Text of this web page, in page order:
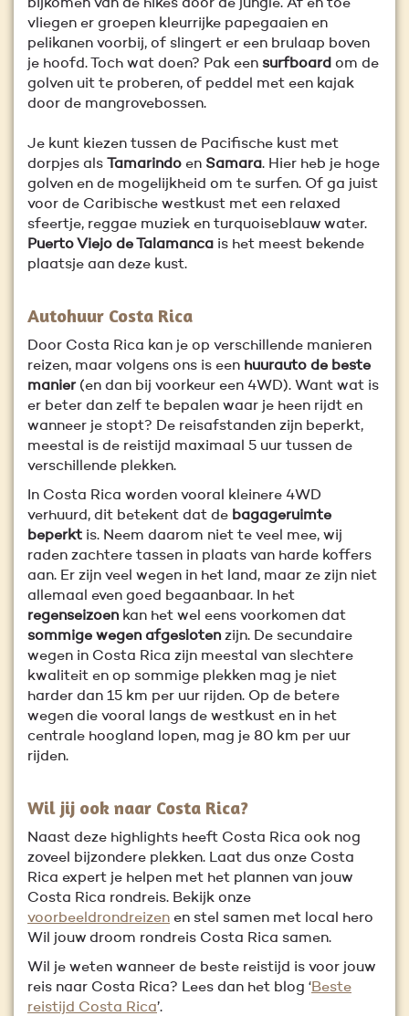
bijkomen van de hikes door de jungle. Af en toe
vliegen er groepen kleurrijke papegaaien en
pelikanen voorbij, of slingert er een brulaap boven
je hoofd. Toch wat doen? Pak een surfboard om de
golven uit te proberen, of peddel met een kajak
door de mangrovebossen.
Je kunt kiezen tussen de Pacifische kust met
dorpjes als
Tamarindo en Samara. Hier heb je hoge
golven en de mogelijkheid om te surfen. Of ga juist
voor de Caribische westkust met een relaxed
sfeertje, reggae muziek en turquoiseblauw water.
Puerto Viejo de Talamanca is het meest bekende
plaatsje aan deze kust.
Autohuur Costa Rica
Door Costa Rica kan je op verschillende manieren
reizen, maar volgens ons is een huurauto de beste
manier(en dan bij voorkeur een 4WD). Want wat is
er beter dan zelf te bepalen waar je heen rijdt en
wanneer je stopt? De reisafstanden zijn beperkt,
meestal is de reistijd maximaal 5 uur tussen de
verschillende plekken.
In Costa Rica worden vooral kleinere 4WD
verhuurd, dit betekent dat de bagageruimte
beperkt is. Neem daarom niet te veel mee, wij
raden zachtere tassen in plaats van harde koffers
aan. Er zijn veel wegen in het land, maar ze zijn niet
allemaal even goed begaanbaar. In het
regenseizoenkan het wel eens voorkomen dat
sommige wegen afgeslotenzijn. De secundaire
wegen in Costa Rica zijn meestal van slechtere
kwaliteit en op sommige plekken mag je niet
harder dan 15 km per uur rijden. Op de betere
wegen die vooral langs de westkust en in het
centrale hoogland lopen, mag je 80 km per uur
rijden.
Wil jij ook naar Costa Rica?
Naast deze highlights heeft Costa Rica ook nog
zoveel bijzondere plekken. Laat dus onze Costa
Rica expert je helpen met het plannen van jouw
Costa Rica rondreis. Bekijk onze
voorbeeldrondreizen en stel samen met local hero
Wil jouw droom rondreis Costa Rica samen.
Wil je weten wanneer de beste reistijd is voor jouw
reis naar Costa Rica? Lees dan het blog ‘Beste
reistijd Costa Rica’.